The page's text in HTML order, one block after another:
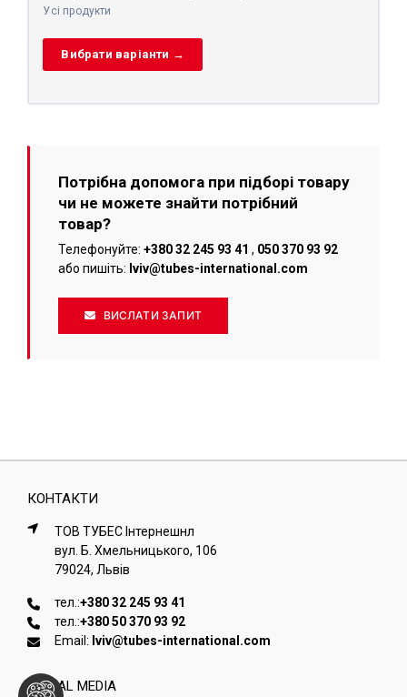
Усі продукти
Вибрати варіанти →
Потрібна допомога при підборі товару
чи не можете знайти потрібний
товар?
Телефонуйте: +380 32 245 93 41 , 050 370 93 92
або пишіть: lviv@tubes-international.com
ВИСЛАТИ ЗАПИТ
КОНТАКТИ
ТОВ ТУБЕС Iнтернешнл
вул. Б. Хмельницького, 106
79024, Львiв
тел.:+380 32 245 93 41
тел.:+380 50 370 93 92
Email: lviv@tubes-international.com
SOCIAL MEDIA